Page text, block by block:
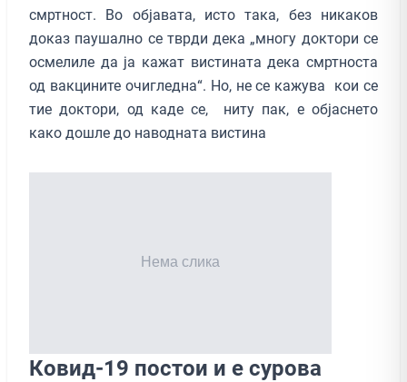
смртност. Во објавата, исто така, без никаков
доказ паушално се тврди дека „многу доктори се
осмелиле да ја кажат вистината дека смртноста
од вакцините очигледна“. Но, не се кажува кои се
тие доктори, од каде се, ниту пак, е објаснето
како дошле до наводната вистина
Ковид-19 постои и е сурова